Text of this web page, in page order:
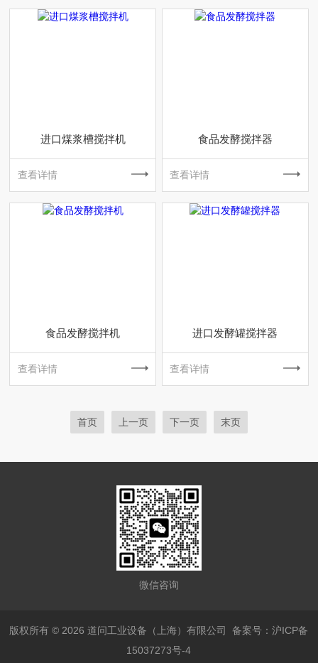
进口煤浆槽搅拌机
查看详情
食品发酵搅拌器
查看详情
食品发酵搅拌机
查看详情
进口发酵罐搅拌器
查看详情
首页 上一页 下一页 末页
微信咨询
版权所有 © 2026 道问工业设备（上海）有限公司备案号：沪ICP备
15037273号-4